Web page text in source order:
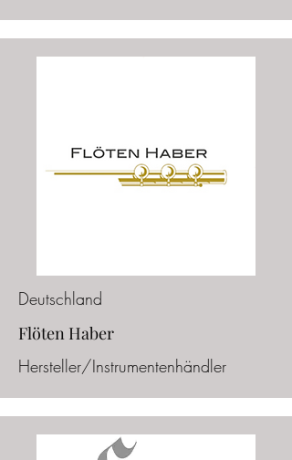
Deutschland
Flöten Haber
Hersteller/Instrumentenhändler